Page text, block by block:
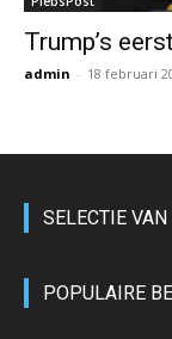
Trump’s
admin - 18 februari
SELECTIE
POPULAIRE